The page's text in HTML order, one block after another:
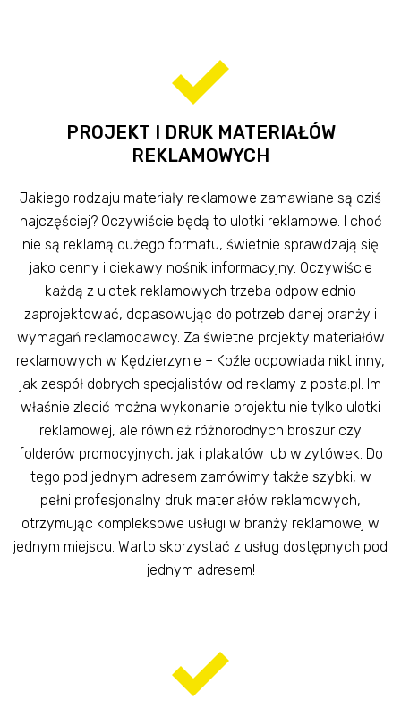
PROJEKT I DRUK MATERIAŁÓW
REKLAMOWYCH
Jakiego rodzaju materiały reklamowe zamawiane są dziś
najczęściej? Oczywiście będą to ulotki reklamowe. I choć
nie są reklamą dużego formatu, świetnie sprawdzają się
jako cenny i ciekawy nośnik informacyjny. Oczywiście
każdą z ulotek reklamowych trzeba odpowiednio
zaprojektować, dopasowując do potrzeb danej branży i
wymagań reklamodawcy. Za świetne projekty materiałów
reklamowych w Kędzierzynie – Koźle odpowiada nikt inny,
jak zespół dobrych specjalistów od reklamy z posta.pl. Im
właśnie zlecić można wykonanie projektu nie tylko ulotki
reklamowej, ale również różnorodnych broszur czy
folderów promocyjnych, jak i plakatów lub wizytówek. Do
tego pod jednym adresem zamówimy także szybki, w
pełni profesjonalny druk materiałów reklamowych,
otrzymując kompleksowe usługi w branży reklamowej w
jednym miejscu. Warto skorzystać z usług dostępnych pod
jednym adresem!